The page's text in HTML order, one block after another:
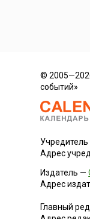
©
событий»
Адрес
Издатель —
Адрес
Главный